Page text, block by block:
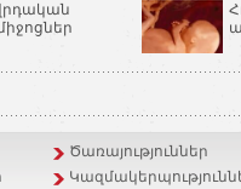
Ծառայություններ